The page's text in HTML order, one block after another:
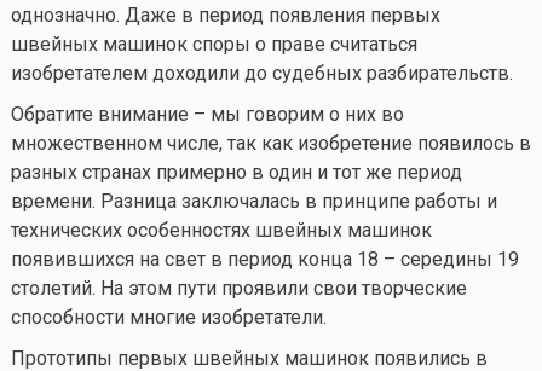
однозначно. Даже в период появления первых
швейных машинок споры о праве считаться
изобретателем доходили до судебных разбирательств.
Обратите внимание – мы говорим о них во
множественном числе, так как изобретение появилось в
разных странах примерно в один и тот же период
времени. Разница заключалась в принципе работы и
технических особенностях швейных машинок
появившихся на свет в период конца 18 – середины 19
столетий. На этом пути проявили свои творческие
способности многие изобретатели.
Прототипы первых швейных машинок появились в